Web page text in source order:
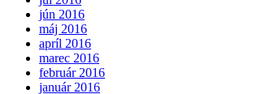
jún 2016
máj 2016
apríl 2016
marec 2016
február 2016
január 2016